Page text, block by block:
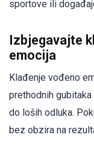
sportove ili
Izbjegavajte
emocija
Klađenje vođeno
prethodnih
do loših odluka.
bez obzira na